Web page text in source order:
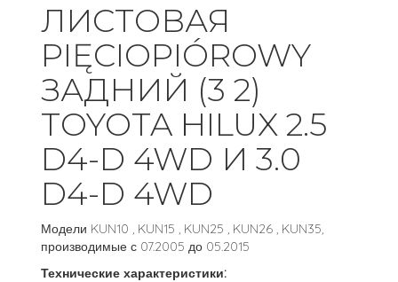
ЛИСТОВАЯ
PIĘCIOPIÓROWY
ЗАДНИЙ (3 2)
TOYOTA HILUX 2.5
D4-D 4WD И 3.0
D4-D 4WD
Модели KUN10 , KUN15 , KUN25 , KUN26 , KUN35,
производимые с 07.2005 до 05.2015
Технические характеристики: